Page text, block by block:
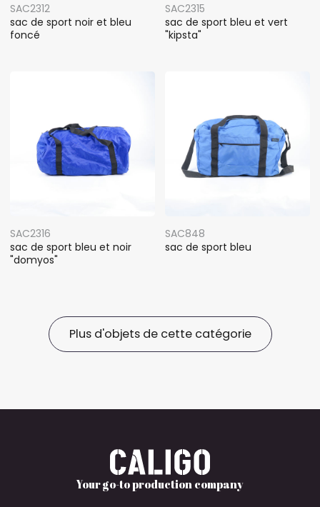
SAC2312
sac de sport noir et bleu
foncé
SAC2315
sac de sport bleu et vert
"kipsta"
SAC2316
sac de sport bleu et noir
"domyos"
SAC848
sac de sport bleu
Plus d'objets de cette catégorie
Your go-to production company